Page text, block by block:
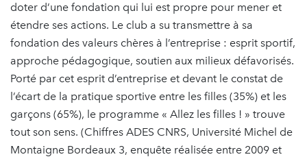
doter d’une fondation qui lui est propre pour mener et
étendre ses actions. Le club a su transmettre à sa
fondation des valeurs chères à l’entreprise : esprit sportif,
approche pédagogique, soutien aux milieux défavorisés.
Porté par cet esprit d’entreprise et devant le constat de
l’écart de la pratique sportive entre les filles (35%) et les
garçons (65%), le programme « Allez les filles ! » trouve
tout son sens. (Chiffres ADES CNRS, Université Michel de
Montaigne Bordeaux 3, enquête réalisée entre 2009 et